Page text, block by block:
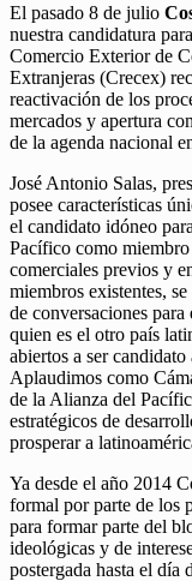
El pasado 8 de julio
nuestra candidatura
Comercio Exterior de
Extranjeras (Crecex)
reactivación de los
mercados y apertura
de la agenda nacional
José Antonio Salas,
posee características
el candidato idóneo
Pacífico como
comerciales previos y
miembros existentes,
de conversaciones
quien es el otro país
abiertos a ser
Aplaudimos como
de la Alianza del
estratégicos de
prosperar a
Ya desde el año 2014
formal por parte de los
para formar parte del
ideológicas y de
postergada hasta el día